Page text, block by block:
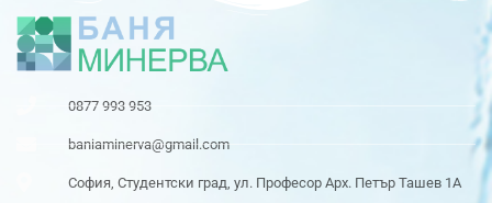
0877 993 953
baniaminerva@gmail.com
София, Студентски град, ул. Професор Арх. Петър Ташев 1А